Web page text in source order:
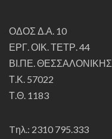
ΟΔΟΣ Δ.Α. 10
ΕΡΓ. ΟΙΚ. ΤΕΤΡ. 44
ΒΙ.ΠΕ. ΘΕΣΣΑΛΟΝΙΚΗΣ
Τ.Κ. 57022
Τ.Θ. 1183
Tηλ.: 2310 795.333